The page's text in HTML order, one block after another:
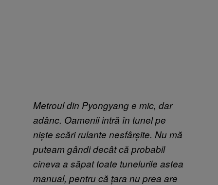
Metroul din Pyongyang e mic, dar
adânc. Oamenii intră în tunel pe
niște scări rulante nesfârșite. Nu mă
puteam gândi decât că probabil
cineva a săpat toate tunelurile astea
manual, pentru că țara nu prea are